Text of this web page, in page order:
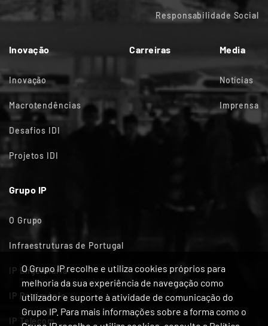
O Grupo IP recolhe e utiliza cookies próprios para
melhoria da sua experiência de navegação como
utilizador e suporte à atividade de comunicação do
Grupo IP. Para mais informações sobre a forma como o
Responsabilidade Social
Inovação
Inovação
Macrotendências
Desafios IDI
Projetos IDI
Carreiras Media
Notícias
Imprensa
Grupo IP
O Grupo
Infraestruturas de Portugal
IP Engenharia
IP Património
IP Telecom